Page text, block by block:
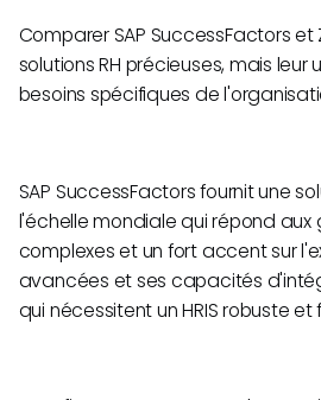
Comparer SAP SuccessFactors
solutions RH précieuses, mais
besoins spécifiques de
SAP SuccessFactors fournit une
l'échelle mondiale qui répond
complexes et un fort accent sur
avancées et ses capacités
qui nécessitent un HRIS robuste et